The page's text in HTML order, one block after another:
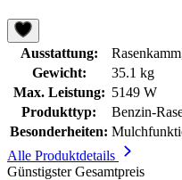
Ausstattung:
Gewicht:
35.1 kg
Max. Leistung: 5149 W
Produkttyp:
Benzin-
Besonderheiten:
Alle Produktdetails
Günstigster Gesamtpreis